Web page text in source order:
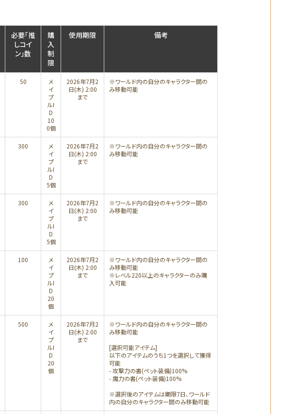
必要「推
しコイ
ン」数
購
入
制
限
使用期限 備考
50
メ
イ
プ
ルI
D
10
0個
2026年7月2
日(木) 2:00
まで
※ワールド内の自分のキャラクター間の
み移動可能
300
メ
イ
プ
ルI
D
5個
2026年7月2
日(木) 2:00
まで
※ワールド内の自分のキャラクター間の
み移動可能
300
メ
イ
プ
ルI
D
5個
2026年7月2
日(木) 2:00
まで
※ワールド内の自分のキャラクター間の
み移動可能
100
メ
イ
プ
ルI
D
20
個
2026年7月2
日(木) 2:00
まで
※ワールド内の自分のキャラクター間の
み移動可能
※レベル220以上のキャラクターのみ購
入可能
500
メ
イ
プ
ルI
D
20
個
2026年7月2
日(木) 2:00
まで
※ワールド内の自分のキャラクター間の
み移動可能
[選択可能アイテム]
以下のアイテムのうち1つを選択して獲得
可能
- 攻撃力の書(ペット装備)100%
- 魔力の書(ペット装備)100%
※選択後のアイテムは期限7日、ワールド
内の自分のキャラクター間のみ移動可能